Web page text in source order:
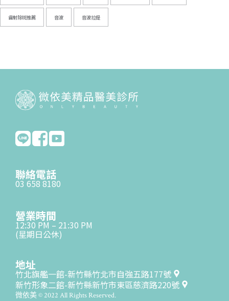
雷射除斑推薦 音波 音波拉提
聯絡電話
03 658 8180
營業時間
12:30 PM – 21:30 PM
(星期日公休)
地址
竹北旗艦一館-新竹縣竹北市自強五路177號
新竹形象二館-新竹縣新竹市東區慈濟路220號
微依美 © 2022 All Rights Reserved.